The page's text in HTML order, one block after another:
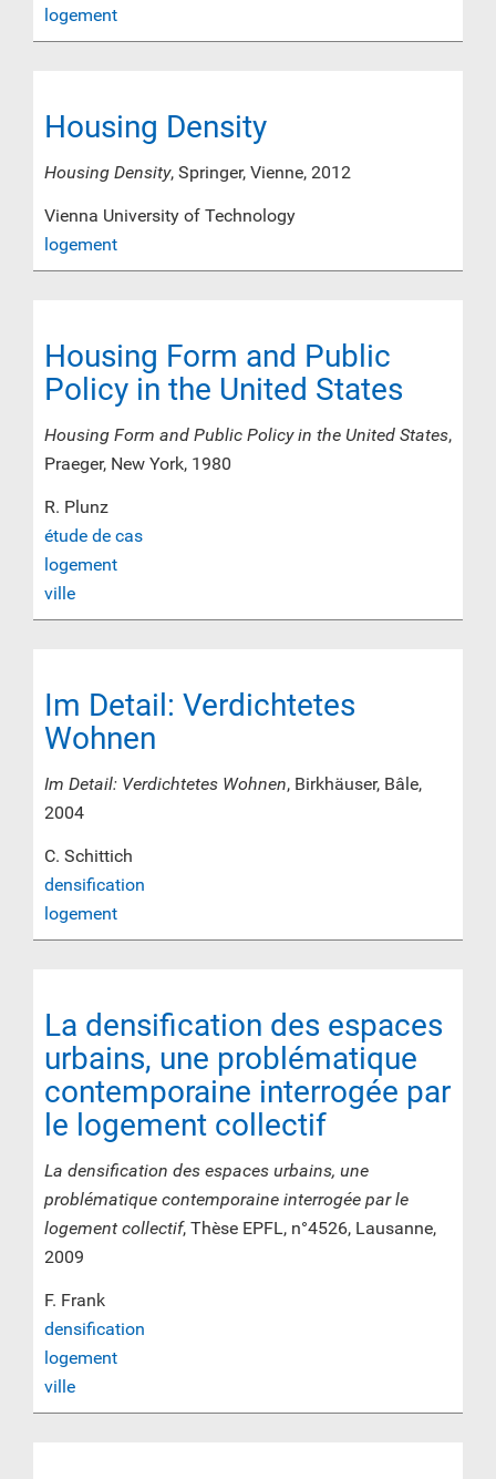
logement
Housing Density
Housing Density, Springer, Vienne, 2012
Vienna University of Technology
logement
Housing Form and Public
Policy in the United States
Housing Form and Public Policy in the United States,
Praeger, New York, 1980
R. Plunz
étude de cas
logement
ville
Im Detail: Verdichtetes
Wohnen
Im Detail: Verdichtetes Wohnen, Birkhäuser, Bâle,
2004
C. Schittich
densification
logement
La densification des espaces
urbains, une problématique
contemporaine interrogée par
le logement collectif
La densification des espaces urbains, une
problématique contemporaine interrogée par le
logement collectif, Thèse EPFL, n°4526, Lausanne,
2009
F. Frank
densification
logement
ville